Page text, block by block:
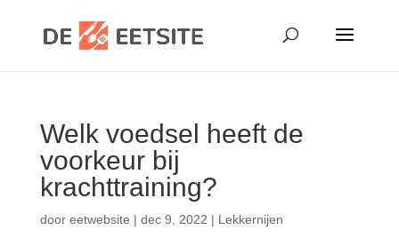
Welk voedsel heeft de
voorkeur bij
krachttraining?
door eetwebsite | dec 9, 2022 | Lekkernijen